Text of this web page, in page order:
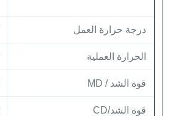
درجة حرارة العمل
الحرارة العملية
قوة الشد / MD
قوة الشد/CD